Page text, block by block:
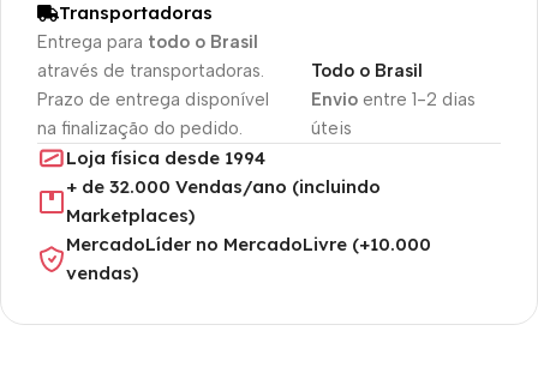
Transportadoras
Entrega para todo o Brasil
através de transportadoras.
Prazo de entrega disponível
na finalização do pedido.
Envioentre 1-2 dias
úteis
Todo o Brasil
Loja física desde 1994
+ de 32.000 Vendas/ano (incluindo
Marketplaces)
MercadoLíder no MercadoLivre (+10.000
vendas)